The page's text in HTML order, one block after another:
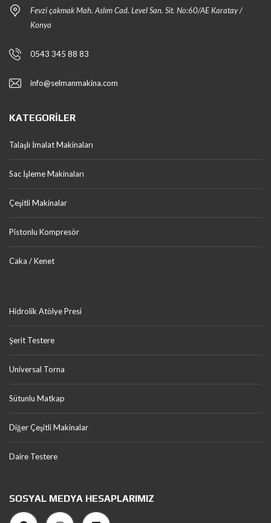
Fevzi çakmak Mah. Aslım Cad. Level San. Sit. No:60/AE Karatay /
Konya
0543 345 88 83
info@selmanmakina.com
KATEGORILER
Talaşlı İmalat Makinaları
Sac İşleme Makinaları
Çeşitli Makinalar
Pistonlu Kompresör
Caka / Kenet
Hidrolik Atölye Presi
Şerit Testere
Universal Torna
Sütunlu Matkap
Diğer Çeşitli Makinalar
Daire Testere
SOSYAL MEDYA HESAPLARIMIZ